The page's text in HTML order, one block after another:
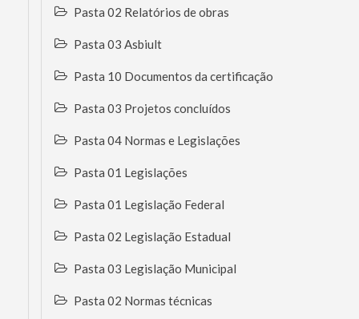
Pasta 02 Relatórios de obras
Pasta 03 Asbiult
Pasta 10 Documentos da certificação
Pasta 03 Projetos concluídos
Pasta 04 Normas e Legislações
Pasta 01 Legislações
Pasta 01 Legislação Federal
Pasta 02 Legislação Estadual
Pasta 03 Legislação Municipal
Pasta 02 Normas técnicas